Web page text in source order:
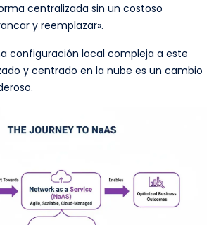
centralizada sin un costoso
y reemplazar».
configuración local compleja a este
y centrado en la nube es un cambio